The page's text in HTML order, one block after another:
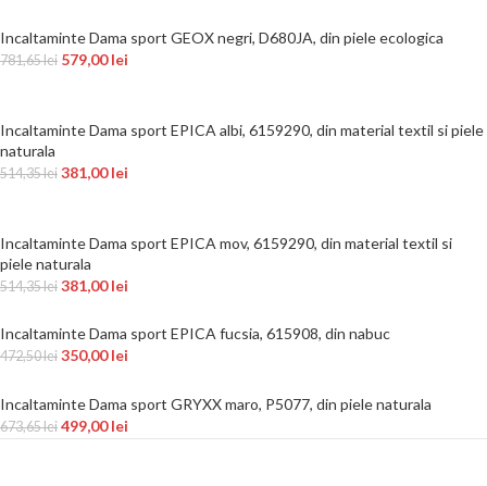
Incaltaminte Dama sport GEOX negri, D680JA, din piele ecologica
781,65lei 579,00lei
Incaltaminte Dama sport EPICA albi, 6159290, din material textil si piele
naturala
514,35lei 381,00lei
Incaltaminte Dama sport EPICA mov, 6159290, din material textil si
piele naturala
514,35lei 381,00lei
Incaltaminte Dama sport EPICA fucsia, 615908, din nabuc
472,50lei 350,00lei
Incaltaminte Dama sport GRYXX maro, P5077, din piele naturala
673,65lei 499,00lei